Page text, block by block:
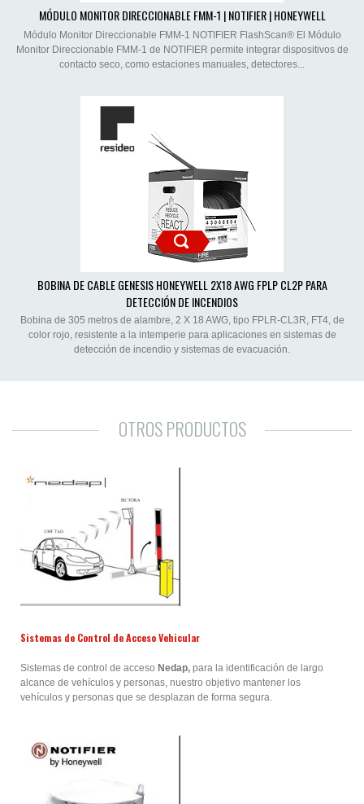
MÓDULO MONITOR DIRECCIONABLE FMM-1 | NOTIFIER | HONEYWELL
Módulo Monitor Direccionable FMM-1 NOTIFIER FlashScan® El Módulo
Monitor Direccionable FMM-1 de NOTIFIER permite integrar dispositivos de
contacto seco, como estaciones manuales, detectores...
BOBINA DE CABLE GENESIS HONEYWELL 2X18 AWG FPLP CL2P PARA
DETECCIÓN DE INCENDIOS
Bobina de 305 metros de alambre, 2 X 18 AWG, tipo FPLR-CL3R, FT4, de
color rojo, resistente a la intemperie para aplicaciones en sistemas de
detección de incendio y sistemas de evacuación.
OTROS PRODUCTOS
Sistemas de Control de Acceso Vehicular
Sistemas de control de acceso Nedap, para la identificación de largo
alcance de vehículos y personas, nuestro objetivo mantener los
vehículos y personas que se desplazan de forma segura.